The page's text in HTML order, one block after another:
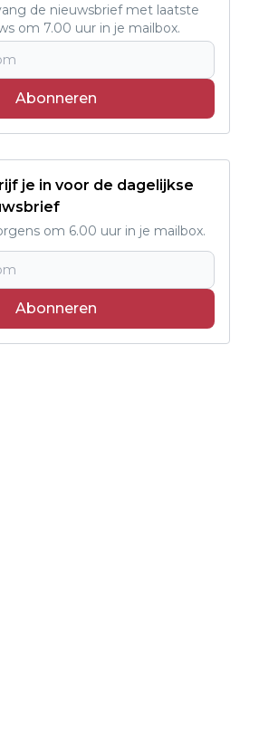
de nieuwsbrief met laatste
om 7.00 uur in je mailbox.
Abonneren
je in voor de dagelijkse
om 6.00 uur in je mailbox.
Abonneren